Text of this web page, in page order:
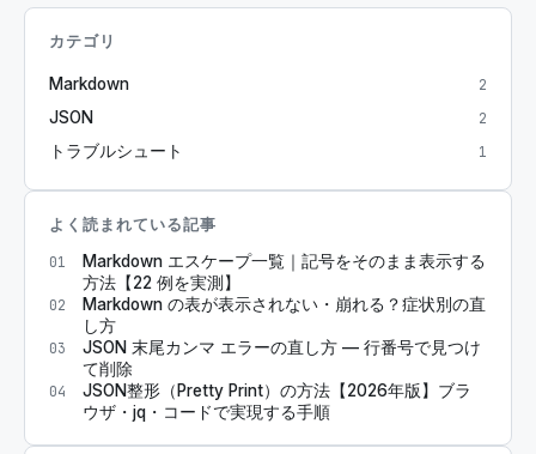
カテゴリ
Markdown 2
JSON 2
トラブルシュート 1
よく読まれている記事
01
Markdown エスケープ一覧｜記号をそのまま表示する
方法【22 例を実測】
02
Markdown の表が表示されない・崩れる？症状別の直
し方
03
JSON 末尾カンマ エラーの直し方 — 行番号で見つけ
て削除
04
JSON整形（Pretty Print）の方法【2026年版】ブラ
ウザ・jq・コードで実現する手順